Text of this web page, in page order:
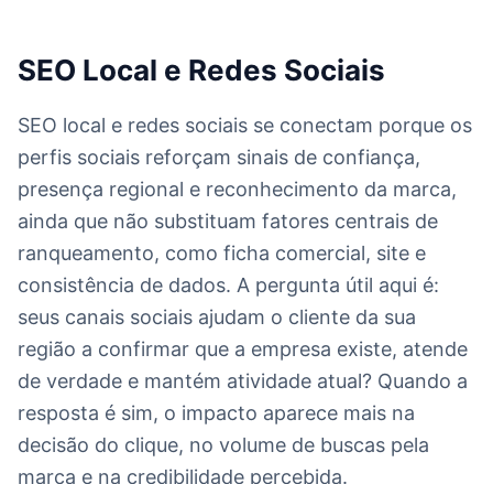
SEO Local e Redes Sociais
SEO local e redes sociais se conectam porque os
perfis sociais reforçam sinais de confiança,
presença regional e reconhecimento da marca,
ainda que não substituam fatores centrais de
ranqueamento, como ficha comercial, site e
consistência de dados. A pergunta útil aqui é:
seus canais sociais ajudam o cliente da sua
região a confirmar que a empresa existe, atende
de verdade e mantém atividade atual? Quando a
resposta é sim, o impacto aparece mais na
decisão do clique, no volume de buscas pela
marca e na credibilidade percebida.